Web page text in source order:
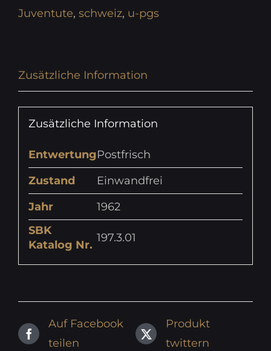
Juventute, schweiz, u-pgs
Zusätzliche Information
Zusätzliche Information
EntwertungPostfrisch
Zustand
Einwandfrei
Jahr
1962
SBK
Katalog Nr.
197.3.01
Auf Facebook
teilen
Produkt
twittern